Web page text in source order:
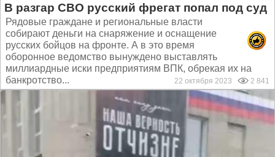
В разгар СВО русский фрегат попал под суд
Рядовые граждане и региональные власти
собирают деньги на снаряжение и оснащение
русских бойцов на фронте. А в это время
оборонное ведомство вынуждено выставлять
миллиардные иски предприятиям ВПК, обрекая их на
банкротство...
22 октября 2023 2 841